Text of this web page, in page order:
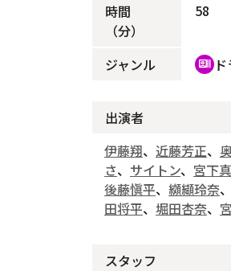
時間
（分）
58
ジャンル recent_actors ド
出演者
伊藤翔、 近藤芳正、
さ、 サイトン、 宮下
後藤愼平、 纐纈玲奈、
田将平、 堀田杏奈、
スタッフ